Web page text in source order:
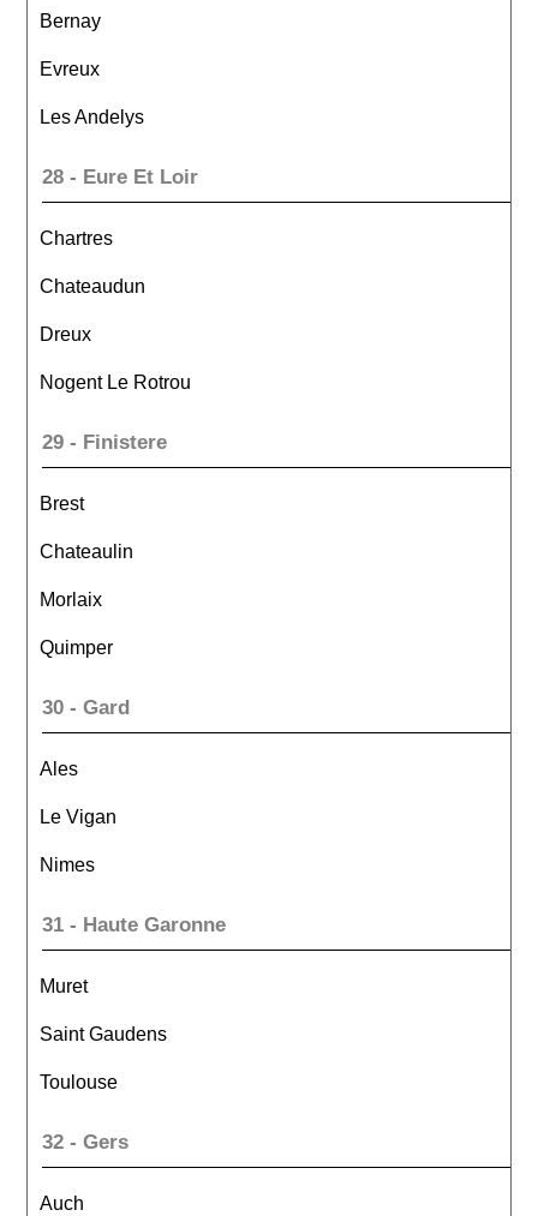
Bernay
Evreux
Les Andelys
28 - Eure Et Loir
Chartres
Chateaudun
Dreux
Nogent Le Rotrou
29 - Finistere
Brest
Chateaulin
Morlaix
Quimper
30 - Gard
Ales
Le Vigan
Nimes
31 - Haute Garonne
Muret
Saint Gaudens
Toulouse
32 - Gers
Auch